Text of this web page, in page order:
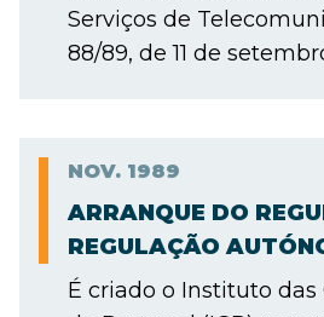
Serviços de
88/89, de 11 de
NOV. 1989
ARRANQUE DO
REGULAÇÃO
É criado o Instituto